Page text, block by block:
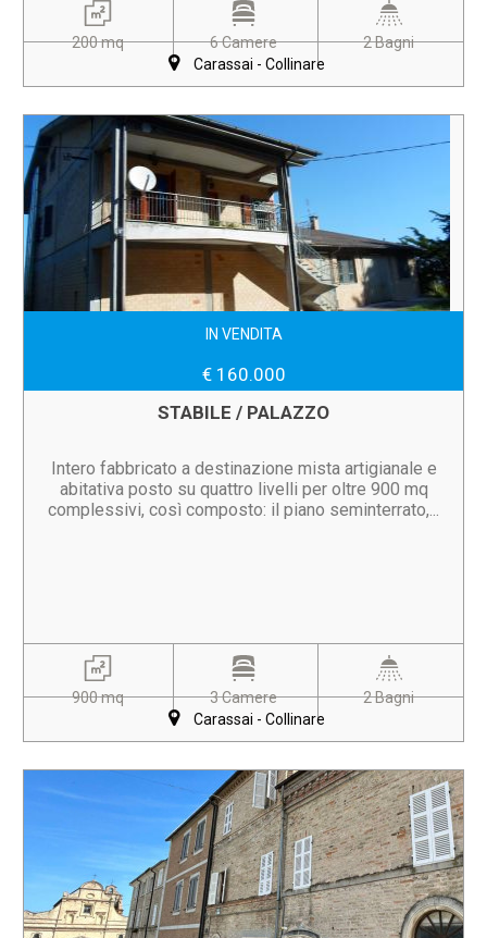
200 mq 6 Camere
2 Bagni
Carassai - Collinare
IN VENDITA
€ 160.000
STABILE / PALAZZO
Intero fabbricato a destinazione mista artigianale e
abitativa posto su quattro livelli per oltre 900 mq
complessivi, così composto: il piano seminterrato,...
900 mq 3 Camere
2 Bagni
Carassai - Collinare